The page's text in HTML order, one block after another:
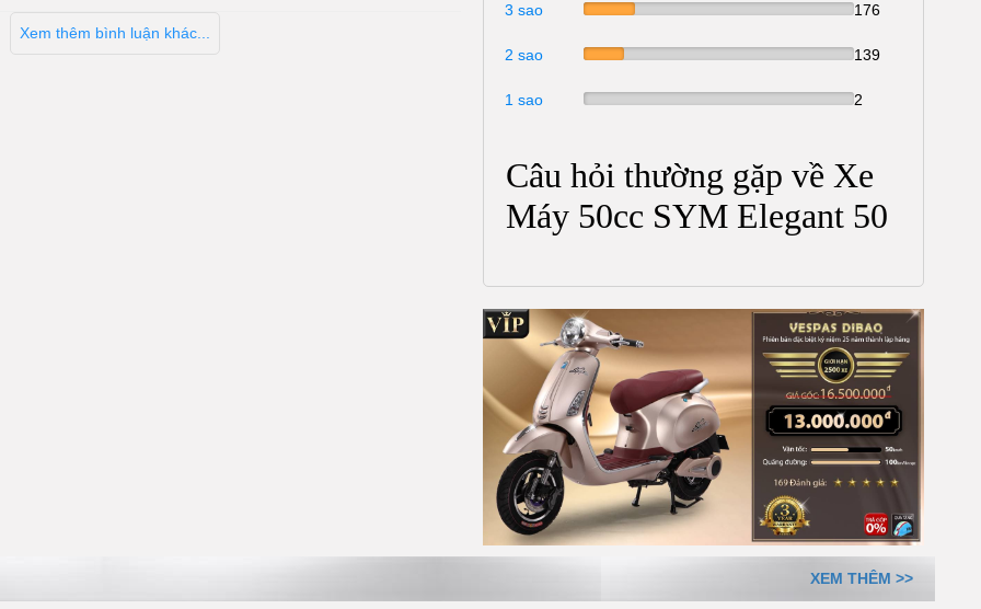
Xem thêm bình luận khác...
3 sao 176
2 sao 139
1 sao 2
Câu hỏi thường gặp về Xe
Máy 50cc SYM Elegant 50
XEM THÊM >>